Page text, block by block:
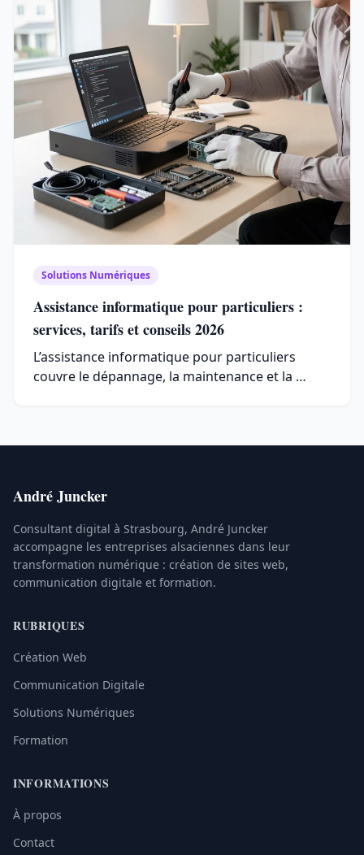
Solutions Numériques
Assistance informatique pour particuliers :
services, tarifs et conseils 2026
L’assistance informatique pour particuliers
couvre le dépannage, la maintenance et la …
André Juncker
Consultant digital à Strasbourg, André Juncker
accompagne les entreprises alsaciennes dans leur
transformation numérique : création de sites web,
communication digitale et formation.
RUBRIQUES
Création Web
Communication Digitale
Solutions Numériques
Formation
INFORMATIONS
À propos
Contact